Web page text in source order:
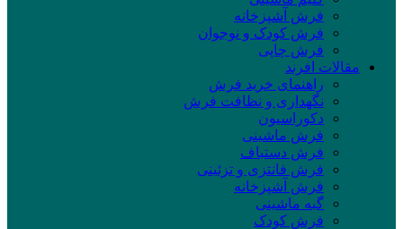
فرش آشپزخانه
فرش کودک و نوجوان
فرش چاپی
مقالات افرند
راهنمای خرید فرش
نگهداری و نظافت فرش
دکوراسیون
فرش ماشینی
فرش دستباف
فرش فانتزی و تزئینی
فرش آشپزخانه
گبه ماشینی
فرش کودک